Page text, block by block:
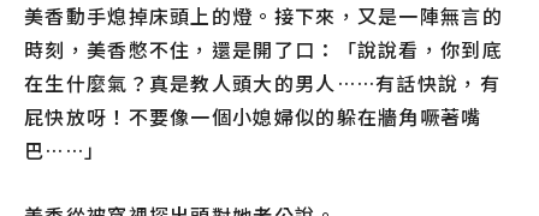
美香動手熄掉床頭上的燈。接下來，又是一陣無言的
時刻，美香憋不住，還是開了口：「說說看，你到底
在生什麼氣？真是教人頭大的男人……有話快說，有
屁快放呀！不要像一個小媳婦似的躲在牆角噘著嘴
巴……」